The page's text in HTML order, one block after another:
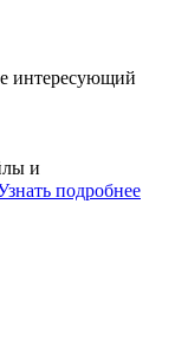
интересующий
и
подробнее